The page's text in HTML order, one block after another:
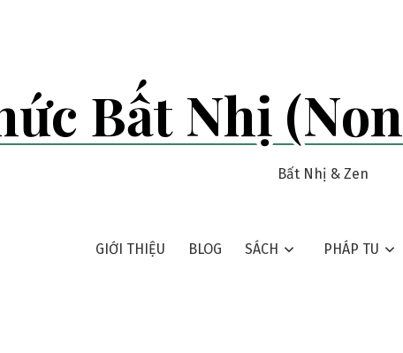
Bất Nhị
Bất Nhị & Zen
GIỚI THIỆU BLOG SÁCH PHÁP TU